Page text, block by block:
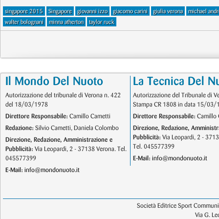
singapore 2015 Singapore giovanni izzo giacomo carini giulia verona
michael
walter bolognani
minna atherton taylor ruck
Il Mondo Del Nuoto
Autorizzazione del tribunale di Verona n. 422
del 18/03/1978
Direttore Responsabile: Camillo Cametti
Redazione: Silvio Cametti, Daniela Colombo
Direzione, Redazione, Amministrazione e
Pubblicità: Via Leopardi, 2 - 37138 Verona. Tel.
045577399
E-Mail: info@mondonuoto.it
La Tecnica Del
Autorizzazione del Tribunale di
Stampa CR 1808 in data 15/03/
Direttore Responsabile: Camillo
Direzione, Redazione,
Pubblicità: Via Leopardi, 2 -
Tel. 045577399
E-Mail: info@mondonuoto.it
Società Editrice Sport
Via G.